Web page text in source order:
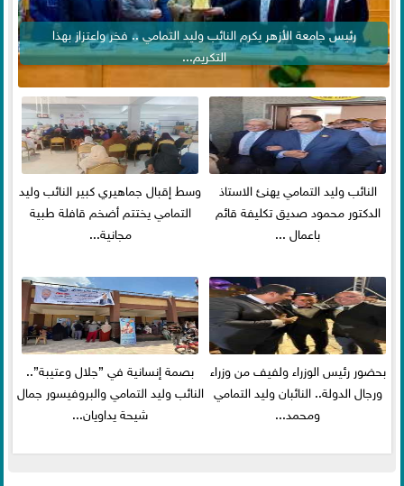
رئيس جامعة الأزهر يكرم النائب وليد التمامي .. فخر واعتزاز بهذا
التكريم...
النائب وليد التمامي يهنئ الاستاذ
الدكتور محمود صديق تكليفة قائم
باعمال ...
وسط إقبال جماهيري كبير النائب وليد
التمامي يختتم أضخم قافلة طبية
مجانية...
بحضور رئيس الوزراء ولفيف من وزراء
ورجال الدولة.. النائبان وليد التمامي
ومحمد...
بصمة إنسانية في ”جلال وعتيبة”..
النائب وليد التمامي والبروفيسور جمال
شيحة يداويان...